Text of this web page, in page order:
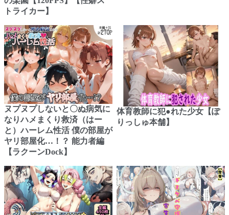
トライカー】
ヌプヌプしないと〇ぬ病気に
なりハメまくり救済（はー
と）ハーレム性活 僕の部屋が
ヤリ部屋化…！？ 能力者編
【ラクーンDock】
体育教師に犯●れた少女【ぽ
りっしゅ本舗】